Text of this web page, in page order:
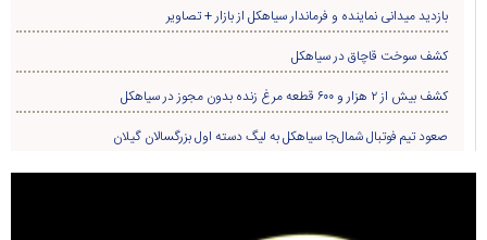
بازدید میدانی نماینده و فرماندار سیاهکل از بازار + تصاویر
کشف سوخت قاچاق در سياهکل
کشف بیش از ۲ هزار و ۶۰۰ قطعه مرغ زنده بدون مجوز در سیاهکل
صعود تیم فوتبال شمال‌جا‌ سیاهکل به لیگ دسته اول بزرگسالان گیلان